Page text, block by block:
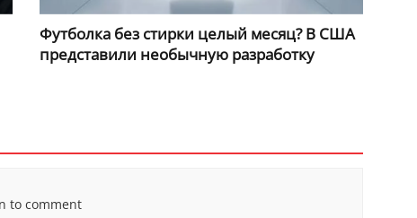
Футболка без стирки целый месяц? В США
представили необычную разработку
to comment